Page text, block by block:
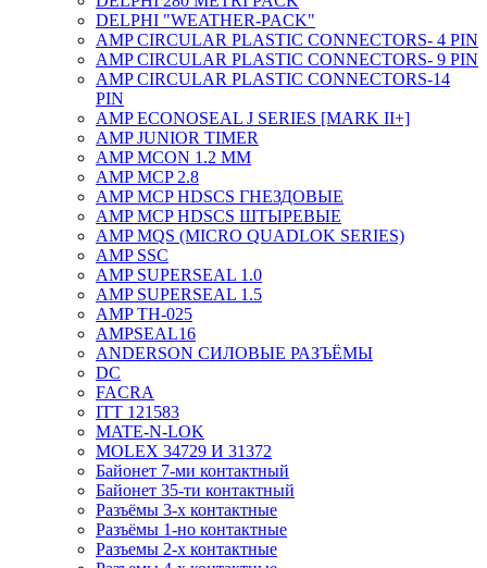
DELPHI "WEATHER-PACK"
AMP CIRCULAR PLASTIC CONNECTORS- 4 PIN
AMP CIRCULAR PLASTIC CONNECTORS- 9 PIN
AMP CIRCULAR PLASTIC CONNECTORS-14
PIN
AMP ECONOSEAL J SERIES [MARK II+]
AMP JUNIOR TIMER
AMP MCON 1.2 MM
AMP MCP 2.8
AMP MCP HDSCS ГНЕЗДОВЫЕ
AMP MCP HDSCS ШТЫРЕВЫЕ
AMP MQS (MICRO QUADLOK SERIES)
AMP SSC
AMP SUPERSEAL 1.0
AMP SUPERSEAL 1.5
AMP ТН-025
AMPSEAL16
ANDERSON СИЛОВЫЕ РАЗЪЁМЫ
DC
FACRA
ITT 121583
MATE-N-LOK
MOLEX 34729 И 31372
Байонет 7-ми контактный
Байонет 35-ти контактный
Разъёмы 3-х контактные
Разъёмы 1-но контактные
Разъемы 2-х контактные